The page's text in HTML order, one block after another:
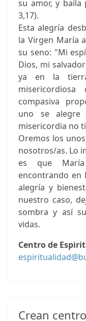
su amor, y
3,17).
Esta alegría
la Virgen María
su seno: "Mi
Dios, mi
ya en la
compasiva
uno se
misericordia no
Oremos los
nosotros/as. Lo
es que
encontrando en
alegría y
nuestro caso,
sombra y así
vidas.
Centro de
Crean